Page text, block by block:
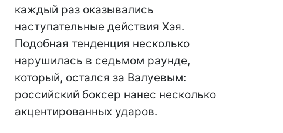
каждый раз оказывались
наступательные действия Хэя.
Подобная тенденция несколько
нарушилась в седьмом раунде,
который, остался за Валуевым:
российский боксер нанес несколько
акцентированных ударов.